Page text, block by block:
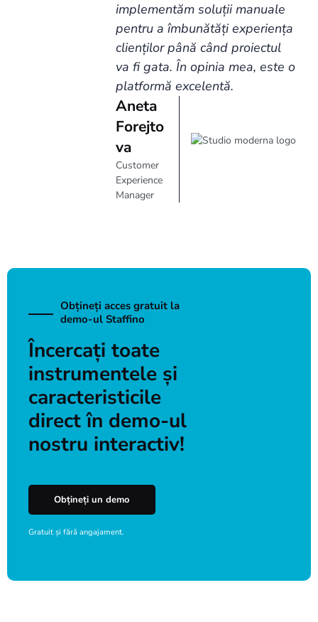
implementăm soluții manuale
pentru a îmbunătăți experiența
clienților până când proiectul
va fi gata. În opinia mea, este o
platformă excelentă.
Aneta
Forejto
va
Customer
Experience
Manager
Obțineți acces gratuit la
demo-ul Staffino
Încercați toate
instrumentele și
caracteristicile
direct în demo-ul
nostru interactiv!
Obțineți un demo
Gratuit și fără angajament.